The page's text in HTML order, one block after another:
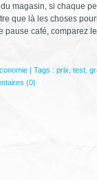
magasin, si chaque
que là les choses
pause café, comparez
| Tags : prix test,
(0)